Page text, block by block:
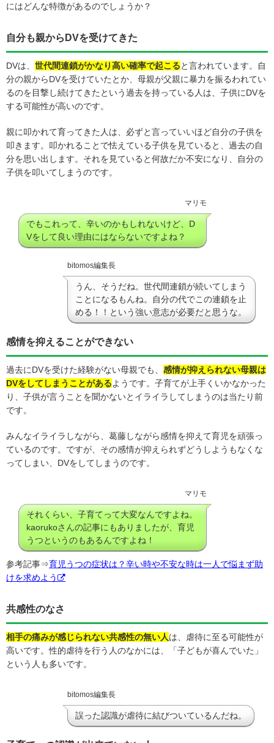
にはどんな特徴があるのでしょうか？
自分も親からDVを受けてきた
DVは、 世代間連鎖がかなり高い確率で起こると言われています。自
分の親からDVを受けていたとか、母親が父親に暴力を振るわれてい
るのを目撃し続けてきたという過去を持っている人は、子供にDVを
する可能性が高いのです。
親に叩かれて育ってきた人は、必ずと言っていいほど自分の子供を
叩きます。叩かれることで怯えている子供を見ていると、過去の自
分を思い出します。それを見ていると何故だか不安になり、自分の
子供を叩いてしまうのです。
マリモ
でもこれって、辛いのかもしれないけど、D
Vをして良い理由にはならないですよね？
bitomos編集長
うん、そうだね。世代間連鎖が続いてしまう
ことになるもんね。自分の代でこの連鎖を止
める！！という強い意志が必要だと思うな。
感情を抑えることができない
過去にDVを受けた経験がない母親でも、 感情が抑えられない母親は
DVをしてしまうことがあるようです。子育てが上手くいかなかった
り、子供が言うことを聞かないとイライラしてしまうのは当たり前
です。
みんなイライラしながら、葛藤しながら感情を抑えて育児を頑張っ
ているのです。ですが、その感情が抑えられずどうしようもなくな
ってしまい、DVをしてしまうのです。
マリモ
それくらい、子育てって大変なんですよね。
kaorukoさんの記事にもありましたが、育児
うつというのもあるんですよね！
参考記事⇒育児うつの症状は？辛い時や不安な時は一人で悩まず助
けを求めよう
共感性のなさ
相手の痛みが感じられない共感性の無い人は、虐待に至る可能性が
高いです。性的虐待を行う人のなかには、「子どもが喜んでいた」
という人も多いです。
bitomos編集長
誤った認識が虐待に結びついているんだね。